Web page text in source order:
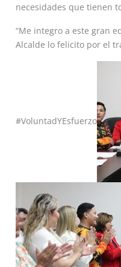
necesidades que tienen
“Me integro a este gran
Alcalde lo felicito por el
#VoluntadYEsfuerzo